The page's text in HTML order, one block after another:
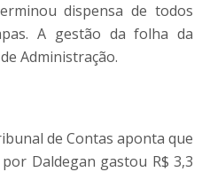
dispensa de todos
A gestão da folha da
Administração.
de Contas aponta que
Daldegan gastou R$ 3,3